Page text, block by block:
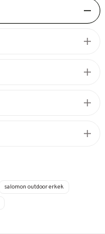
salomon outdoor erkek